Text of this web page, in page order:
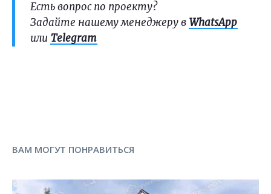
Есть вопрос по проекту?
Задайте нашему менеджеру в WhatsApp
или Telegram
ВАМ МОГУТ ПОНРАВИТЬСЯ